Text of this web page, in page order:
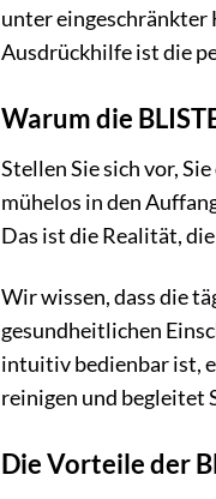
unter eingeschränkter
Ausdrückhilfe ist die
Warum die
Stellen Sie sich vor,
mühelos in den
Das ist die Realität,
Wir wissen, dass die
gesundheitlichen
intuitiv bedienbar ist,
reinigen und begleitet
Die Vorteile der